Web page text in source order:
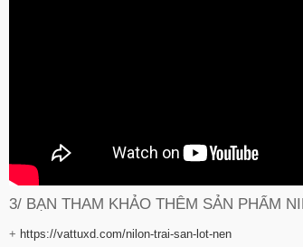
3/ BẠN THAM KHẢO THÊM SẢN PHẨM
+ https://vattuxd.com/nilon-trai-san-lot-nen